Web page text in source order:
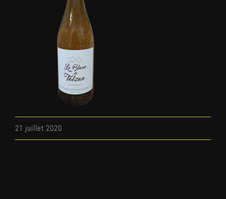
21 juillet 2020